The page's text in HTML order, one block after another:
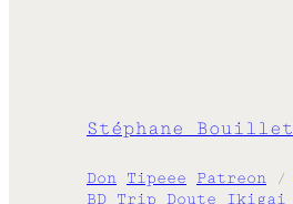
Stéphane Bouillet
Don Tipeee Patreon /
BD Trip Doute Ikigai